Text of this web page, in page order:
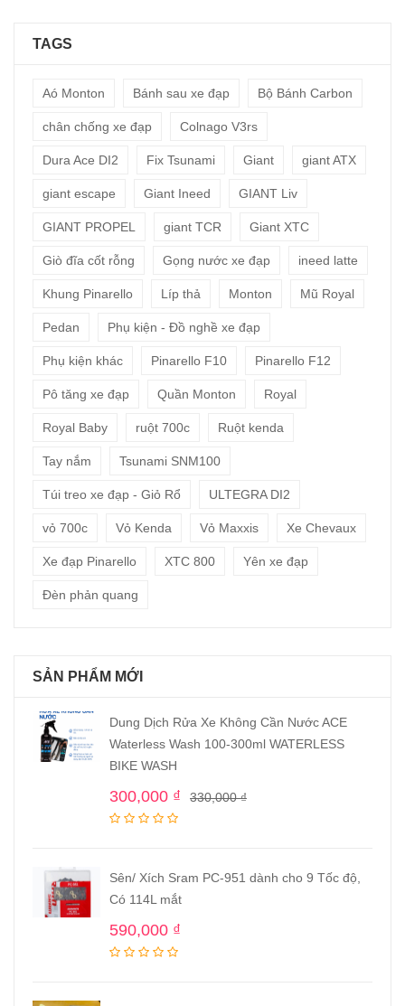
TAGS
Aó Monton Bánh sau xe đạp Bộ Bánh Carbon
chân chống xe đạp Colnago V3rs
Dura Ace DI2 Fix Tsunami Giant giant ATX
giant escape Giant Ineed GIANT Liv
GIANT PROPEL giant TCR Giant XTC
Giò đĩa cốt rỗng Gọng nước xe đạp ineed latte
Khung Pinarello Líp thả Monton Mũ Royal
Pedan Phụ kiện - Đồ nghề xe đạp
Phụ kiện khác Pinarello F10 Pinarello F12
Pô tăng xe đạp Quần Monton Royal
Royal Baby ruột 700c Ruột kenda
Tay nắm Tsunami SNM100
Túi treo xe đạp - Giỏ Rổ ULTEGRA DI2
vỏ 700c Vỏ Kenda Vỏ Maxxis Xe Chevaux
Xe đạp Pinarello XTC 800 Yên xe đạp
Đèn phản quang
SẢN PHẨM MỚI
Dung Dịch Rửa Xe Không Cần Nước ACE
Waterless Wash 100-300ml WATERLESS
BIKE WASH
330,000₫
300,000 ₫
Sên/ Xích Sram PC-951 dành cho 9 Tốc độ,
Có 114L mắt
590,000 ₫